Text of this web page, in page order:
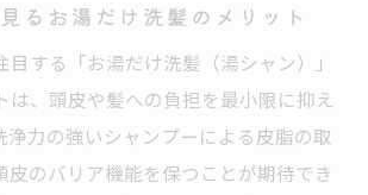
るお湯だけ洗髪のメリット
する「お湯だけ洗髪（湯シャン）」
は、頭皮や髪への負担を最小限に抑え
浄力の強いシャンプーによる皮脂の取
皮のバリア機能を保つことが期待でき